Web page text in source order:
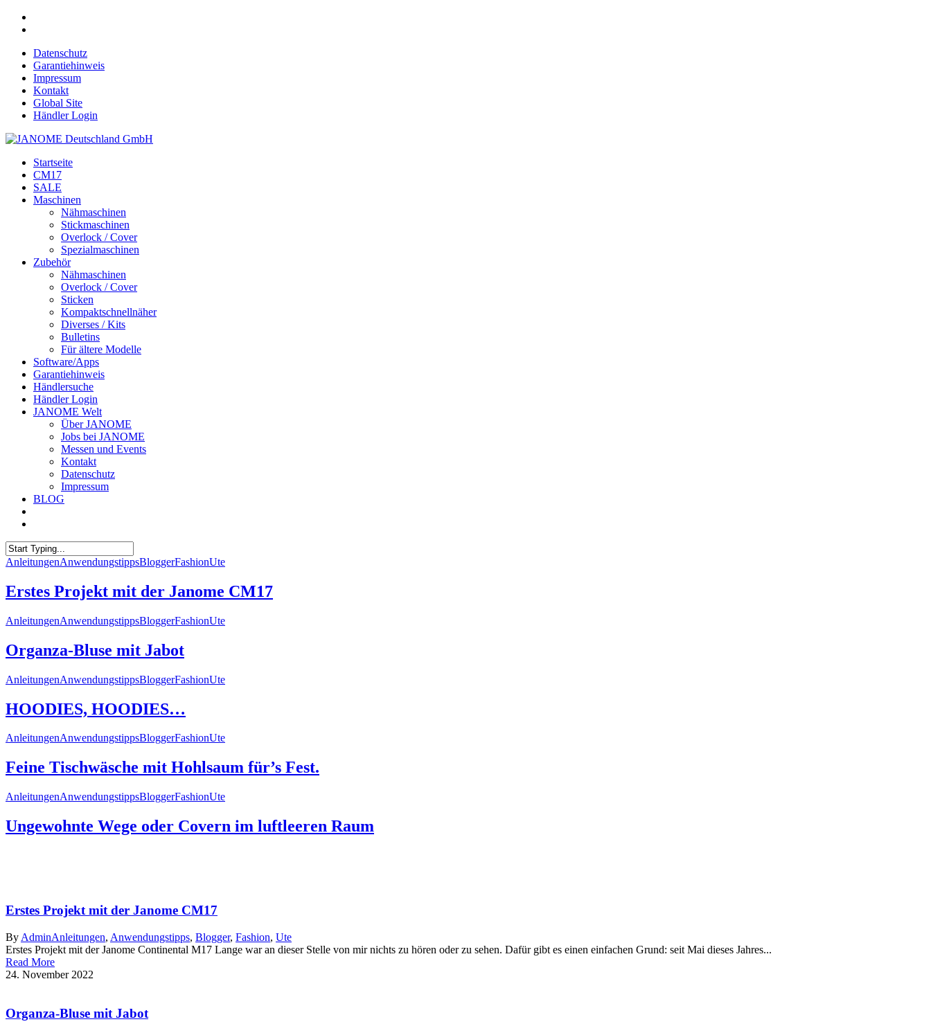
Datenschutz
Garantiehinweis
Impressum
Kontakt
Global Site
Händler Login
Startseite
CM17
SALE
Maschinen
Nähmaschinen
Stickmaschinen
Overlock / Cover
Spezialmaschinen
Zubehör
Nähmaschinen
Overlock / Cover
Sticken
Kompaktschnellnäher
Diverses / Kits
Bulletins
Für ältere Modelle
Software/Apps
Garantiehinweis
Händlersuche
Händler Login
JANOME Welt
Über JANOME
Jobs bei JANOME
Messen und Events
Kontakt
Datenschutz
Impressum
BLOG
AnleitungenAnwendungstippsBloggerFashionUte
Erstes Projekt mit der Janome CM17
AnleitungenAnwendungstippsBloggerFashionUte
Organza-Bluse mit Jabot
AnleitungenAnwendungstippsBloggerFashionUte
HOODIES, HOODIES…
AnleitungenAnwendungstippsBloggerFashionUte
Feine Tischwäsche mit Hohlsaum für’s Fest.
AnleitungenAnwendungstippsBloggerFashionUte
Ungewohnte Wege oder Covern im luftleeren Raum
Erstes Projekt mit der Janome CM17
By AdminAnleitungen, Anwendungstipps, Blogger, Fashion, Ute
Erstes Projekt mit der Janome Continental M17 Lange war an dieser Stelle von mir nichts zu hören oder zu sehen. Dafür gibt es einen einfachen Grund: seit Mai dieses Jahres...
Read More
24. November 2022
Organza-Bluse mit Jabot